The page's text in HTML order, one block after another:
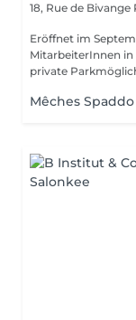
18, Rue de Bivange
Eröffnet im
MitarbeiterInnen
private
Mêches Spaddo